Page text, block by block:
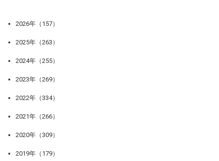
2026年（157）
2025年（263）
2024年（255）
2023年（269）
2022年（334）
2021年（266）
2020年（309）
2019年（179）